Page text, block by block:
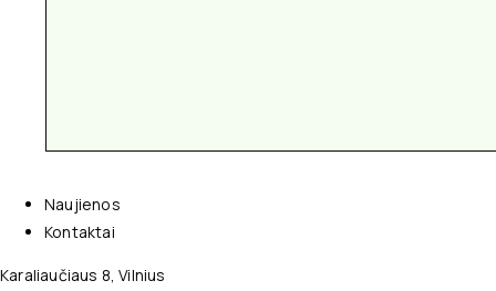
Naujienos
Kontaktai
Karaliaučiaus 8, Vilnius